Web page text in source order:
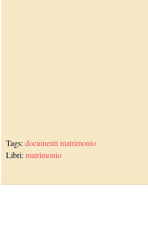
Tags:documenti matrimonio
Libri:matrimonio